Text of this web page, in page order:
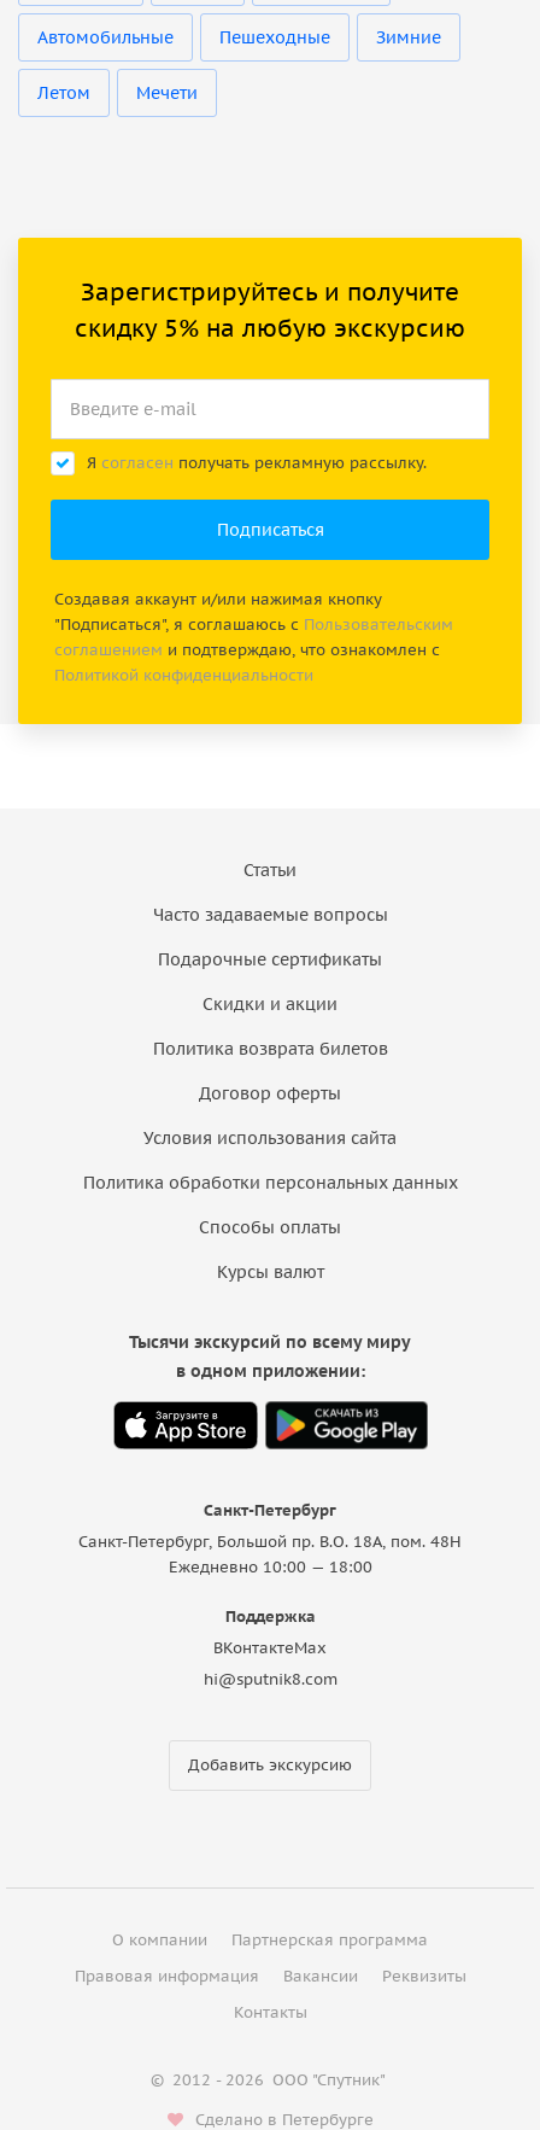
Автомобильные Пешеходные Зимние
Летом Мечети
Зарегистрируйтесь и получите
скидку 5% на любую экскурсию
Я согласен получать рекламную рассылку.
Создавая аккаунт и/или нажимая кнопку
"Подписаться", я соглашаюсь с Пользовательским
соглашением и подтверждаю, что ознакомлен с
Политикой конфиденциальности
Статьи
Часто задаваемые вопросы
Подарочные сертификаты
Скидки и акции
Политика возврата билетов
Договор оферты
Условия использования сайта
Политика обработки персональных данных
Способы оплаты
Курсы валют
Санкт-Петербург
Санкт-Петербург, Большой пр. В.О. 18A, пом. 48Н
Ежедневно 10:00 — 18:00
Поддержка
ВКонтактеMax
hi@sputnik8.com
Добавить экскурсию
Тысячи экскурсий по всему миру
в одном приложении:
О компании
Партнерская программа
Правовая информация
Вакансии
Реквизиты
Контакты
© 2012 - 2026 ООО "Спутник"
Сделано в Петербурге